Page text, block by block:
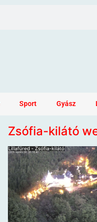
Sport Gyász
Zsófia-kilátó